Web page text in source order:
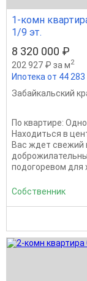
1-комн
1/9 эт.
8 320 000 ₽
202 927 ₽ за м2
Ипотека от 44
Забайкальский
По квартиpе:
Находиться в
Вас ждет свежий
подогоревом для
Собственник